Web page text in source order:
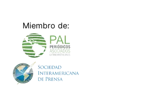
Miembro de: